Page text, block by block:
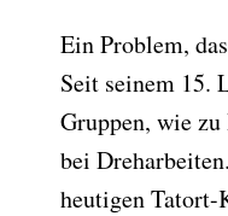
Ein Problem,
Seit seinem 15.
Gruppen, wie
bei
heutigen Tatort-